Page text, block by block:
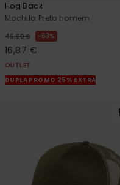
Hog Back
Mochila Preto homem
45,00 € 63%
16,87 €
OUTLET
DUPLA PROMO 25% EXTRA